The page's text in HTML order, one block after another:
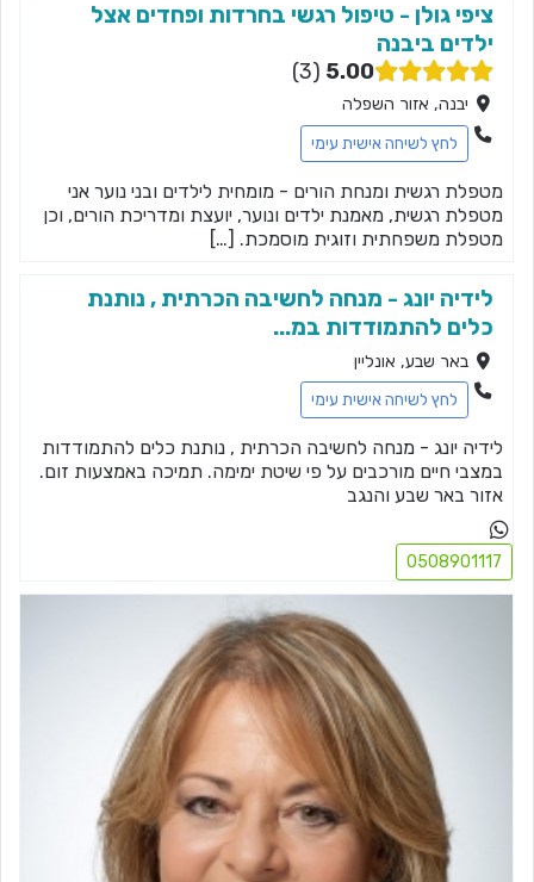
ציפי גולן - טיפול רגשי בחרדות ופחדים אצל
ילדים ביבנה
5.00
3
יבנה, אזור השפלה
לחץ לשיחה אישית עימי
מטפלת רגשית ומנחת הורים - מומחית לילדים ובני נוער אני
מטפלת רגשית, מאמנת ילדים ונוער, יועצת ומדריכת הורים, וכן
מטפלת משפחתית וזוגית מוסמכת. […]
לידיה יונג - מנחה לחשיבה הכרתית , נותנת
כלים להתמודדות במ...
באר שבע, אונליין
לחץ לשיחה אישית עימי
לידיה יונג - מנחה לחשיבה הכרתית , נותנת כלים להתמודדות
במצבי חיים מורכבים על פי שיטת ימימה. תמיכה באמצעות זום.
אזור באר שבע והנגב
0508901117